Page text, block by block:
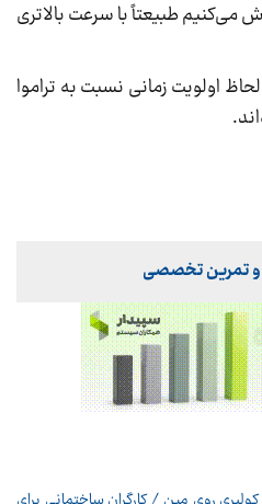
می‌کنیم طبیعتاً با سرعت بالاتری
اولویت زمانی نسبت به تراموا
و تمرین تخصصی